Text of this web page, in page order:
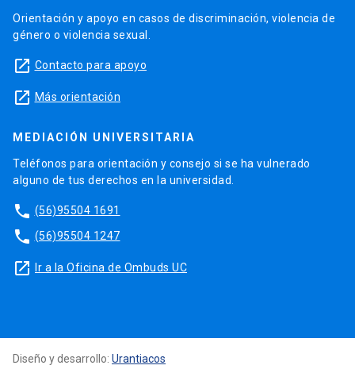
Orientación y apoyo en casos de discriminación, violencia de
género o violencia sexual.
launch Contacto para apoyo
launch Más orientación
MEDIACIÓN UNIVERSITARIA
Teléfonos para orientación y consejo si se ha vulnerado
alguno de tus derechos en la universidad.
phone (56)95504 1691
phone (56)95504 1247
launch Ir a la Oficina de Ombuds UC
Diseño y desarrollo: Urantiacos